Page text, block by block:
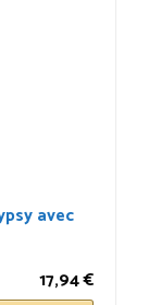
avec
17,94 €